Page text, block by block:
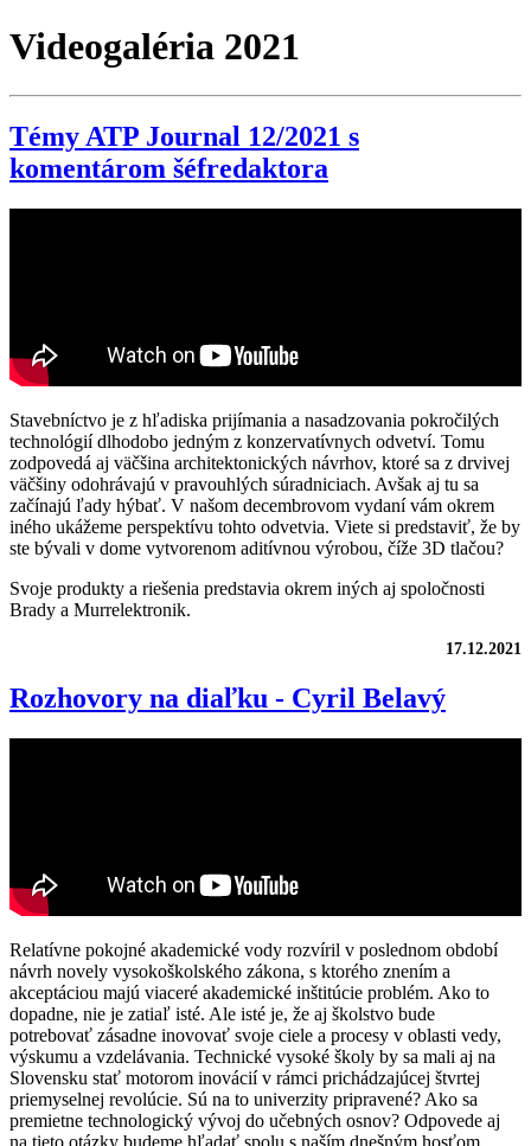
Videogaléria 2021
Témy ATP Journal 12/2021 s
komentárom šéfredaktora
Stavebníctvo je z hľadiska prijímania a nasadzovania pokročilých
technológií dlhodobo jedným z konzervatívnych odvetví. Tomu
zodpovedá aj väčšina architektonických návrhov, ktoré sa z drvivej
väčšiny odohrávajú v pravouhlých súradniciach. Avšak aj tu sa
začínajú ľady hýbať. V našom decembrovom vydaní vám okrem
iného ukážeme perspektívu tohto odvetvia. Viete si predstaviť, že by
ste bývali v dome vytvorenom aditívnou výrobou, číže 3D tlačou?
Svoje produkty a riešenia predstavia okrem iných aj spoločnosti
Brady a Murrelektronik.
17.12.2021
Rozhovory na diaľku - Cyril Belavý
Relatívne pokojné akademické vody rozvíril v poslednom období
návrh novely vysokoškolského zákona, s ktorého znením a
akceptáciou majú viaceré akademické inštitúcie problém. Ako to
dopadne, nie je zatiaľ isté. Ale isté je, že aj školstvo bude
potrebovať zásadne inovovať svoje ciele a procesy v oblasti vedy,
výskumu a vzdelávania. Technické vysoké školy by sa mali aj na
Slovensku stať motorom inovácií v rámci prichádzajúcej štvrtej
priemyselnej revolúcie. Sú na to univerzity pripravené? Ako sa
premietne technologický vývoj do učebných osnov? Odpovede aj
na tieto otázky budeme hľadať spolu s naším dnešným hosťom,